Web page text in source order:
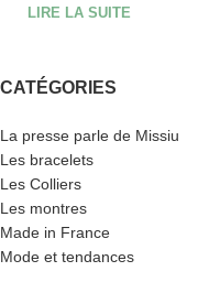
LIRE LA SUITE
CATÉGORIES
La presse parle de Missiu
Les bracelets
Les Colliers
Les montres
Made in France
Mode et tendances